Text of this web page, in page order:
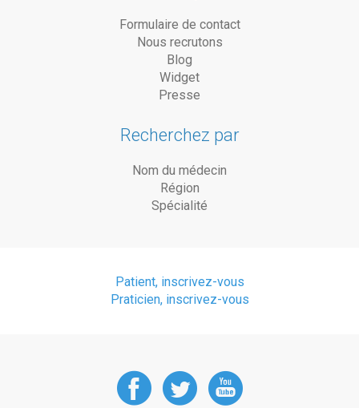
Formulaire de contact
Nous recrutons
Blog
Widget
Presse
Recherchez par
Nom du médecin
Région
Spécialité
Patient, inscrivez-vous
Praticien, inscrivez-vous
DoctorAnyTime